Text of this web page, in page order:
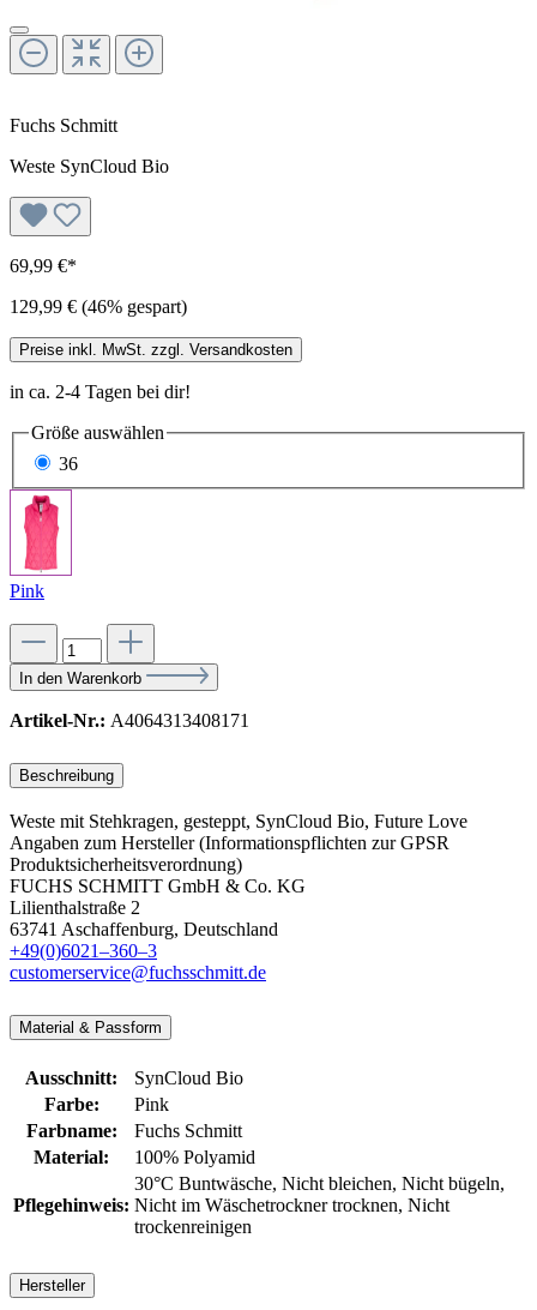
Fuchs Schmitt
Weste SynCloud Bio
69,99 €*
129,99 € (46% gespart)
Preise inkl. MwSt. zzgl. Versandkosten
in ca. 2-4 Tagen bei dir!
Größe auswählen
36
Pink
In den Warenkorb
Artikel-Nr.: A4064313408171
Beschreibung
Weste mit Stehkragen, gesteppt, SynCloud Bio, Future Love
Angaben zum Hersteller (Informationspflichten zur GPSR
Produktsicherheitsverordnung)
FUCHS SCHMITT GmbH & Co. KG
Lilienthalstraße 2
63741 Aschaffenburg, Deutschland
+49(0)6021–360–3
customerservice@fuchsschmitt.de
Material & Passform
Ausschnitt:
SynCloud Bio
Farbe:
Pink
Farbname:
Fuchs Schmitt
Material:
100% Polyamid
Pflegehinweis:
30°C Buntwäsche, Nicht bleichen, Nicht bügeln,
Nicht im Wäschetrockner trocknen, Nicht
trockenreinigen
Hersteller